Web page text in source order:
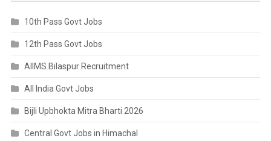
10th Pass Govt Jobs
12th Pass Govt Jobs
AIIMS Bilaspur Recruitment
All India Govt Jobs
Bijli Upbhokta Mitra Bharti 2026
Central Govt Jobs in Himachal